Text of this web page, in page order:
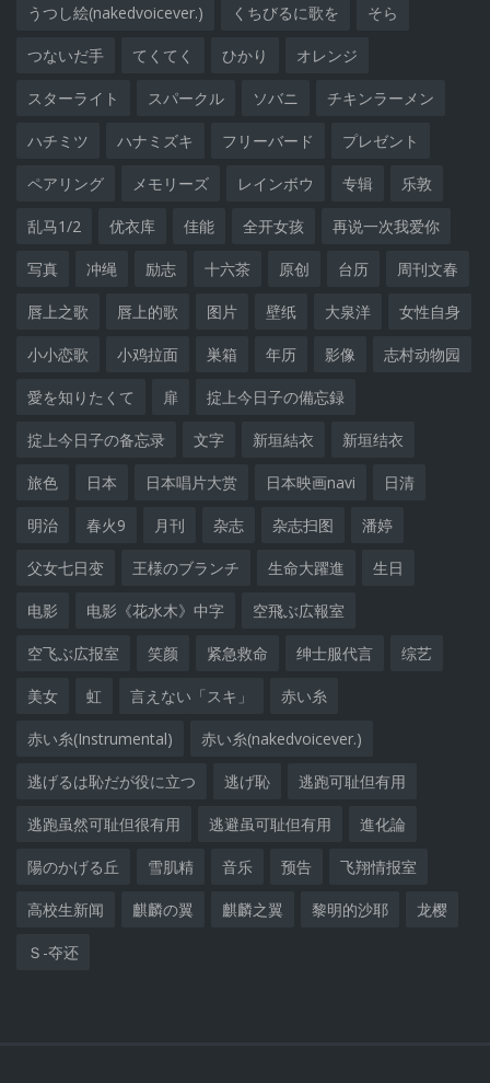
うつし絵(nakedvoicever.) くちびるに歌を そら
つないだ手 てくてく ひかり オレンジ
スターライト スパークル ソバニ チキンラーメン
ハチミツ ハナミズキ フリーバード プレゼント
ペアリング メモリーズ レインボウ 专辑 乐敦
乱马1/2 优衣库 佳能 全开女孩 再说一次我爱你
写真 冲绳 励志 十六茶 原创 台历 周刊文春
唇上之歌 唇上的歌 图片 壁纸 大泉洋 女性自身
小小恋歌 小鸡拉面 巣箱 年历 影像 志村动物园
愛を知りたくて 扉 掟上今日子の備忘録
掟上今日子の备忘录 文字 新垣結衣 新垣结衣
旅色 日本 日本唱片大赏 日本映画navi 日清
明治 春火9 月刊 杂志 杂志扫图 潘婷
父女七日变 王様のブランチ 生命大躍進 生日
电影 电影《花水木》中字 空飛ぶ広報室
空飞ぶ広报室 笑颜 紧急救命 绅士服代言 综艺
美女 虹 言えない「スキ」 赤い糸
赤い糸(Instrumental) 赤い糸(nakedvoicever.)
逃げるは恥だが役に立つ 逃げ恥 逃跑可耻但有用
逃跑虽然可耻但很有用 逃避虽可耻但有用 進化論
陽のかげる丘 雪肌精 音乐 预告 飞翔情报室
高校生新闻 麒麟の翼 麒麟之翼 黎明的沙耶 龙樱
Ｓ-夺还